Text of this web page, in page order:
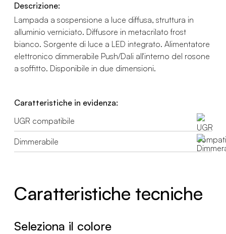
Descrizione:
Lampada a sospensione a luce diffusa, struttura in
alluminio verniciato. Diffusore in metacrilato frost
bianco. Sorgente di luce a LED integrato. Alimentatore
elettronico dimmerabile Push/Dali all'interno del rosone
a soffitto. Disponibile in due dimensioni.
Caratteristiche in evidenza:
UGR compatibile
Dimmerabile
Caratteristiche tecniche
Seleziona il colore